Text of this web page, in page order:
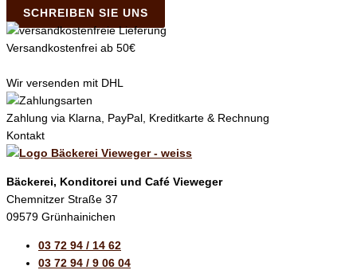
SCHREIBEN SIE UNS
Versandkostenfrei ab 50€
Wir versenden mit DHL
Zahlung via Klarna, PayPal, Kreditkarte & Rechnung
Kontakt
Bäckerei, Konditorei und Café Vieweger
Chemnitzer Straße 37
09579 Grünhainichen
03 72 94 / 14 62
03 72 94 / 9 06 04